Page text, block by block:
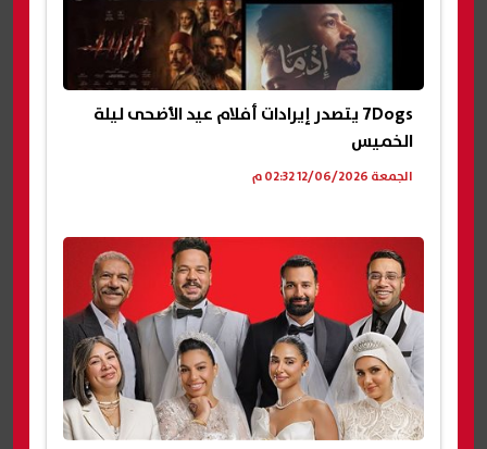
7Dogs يتصدر إيرادات أفلام عيد الأضحى ليلة
الخميس
الجمعة 12/06/2026 02:32 م